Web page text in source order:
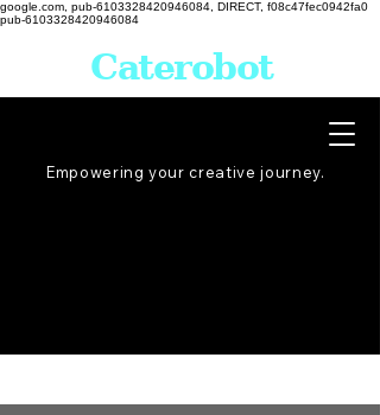
google.com, pub-6103328420946084, DIRECT, f08c47fec0942fa0
pub-6103328420946084
Empowering your creative journey.
Caterobot